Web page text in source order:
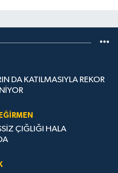
DA KATILMASIYLA REKOR
ÇIĞLIĞI HALA